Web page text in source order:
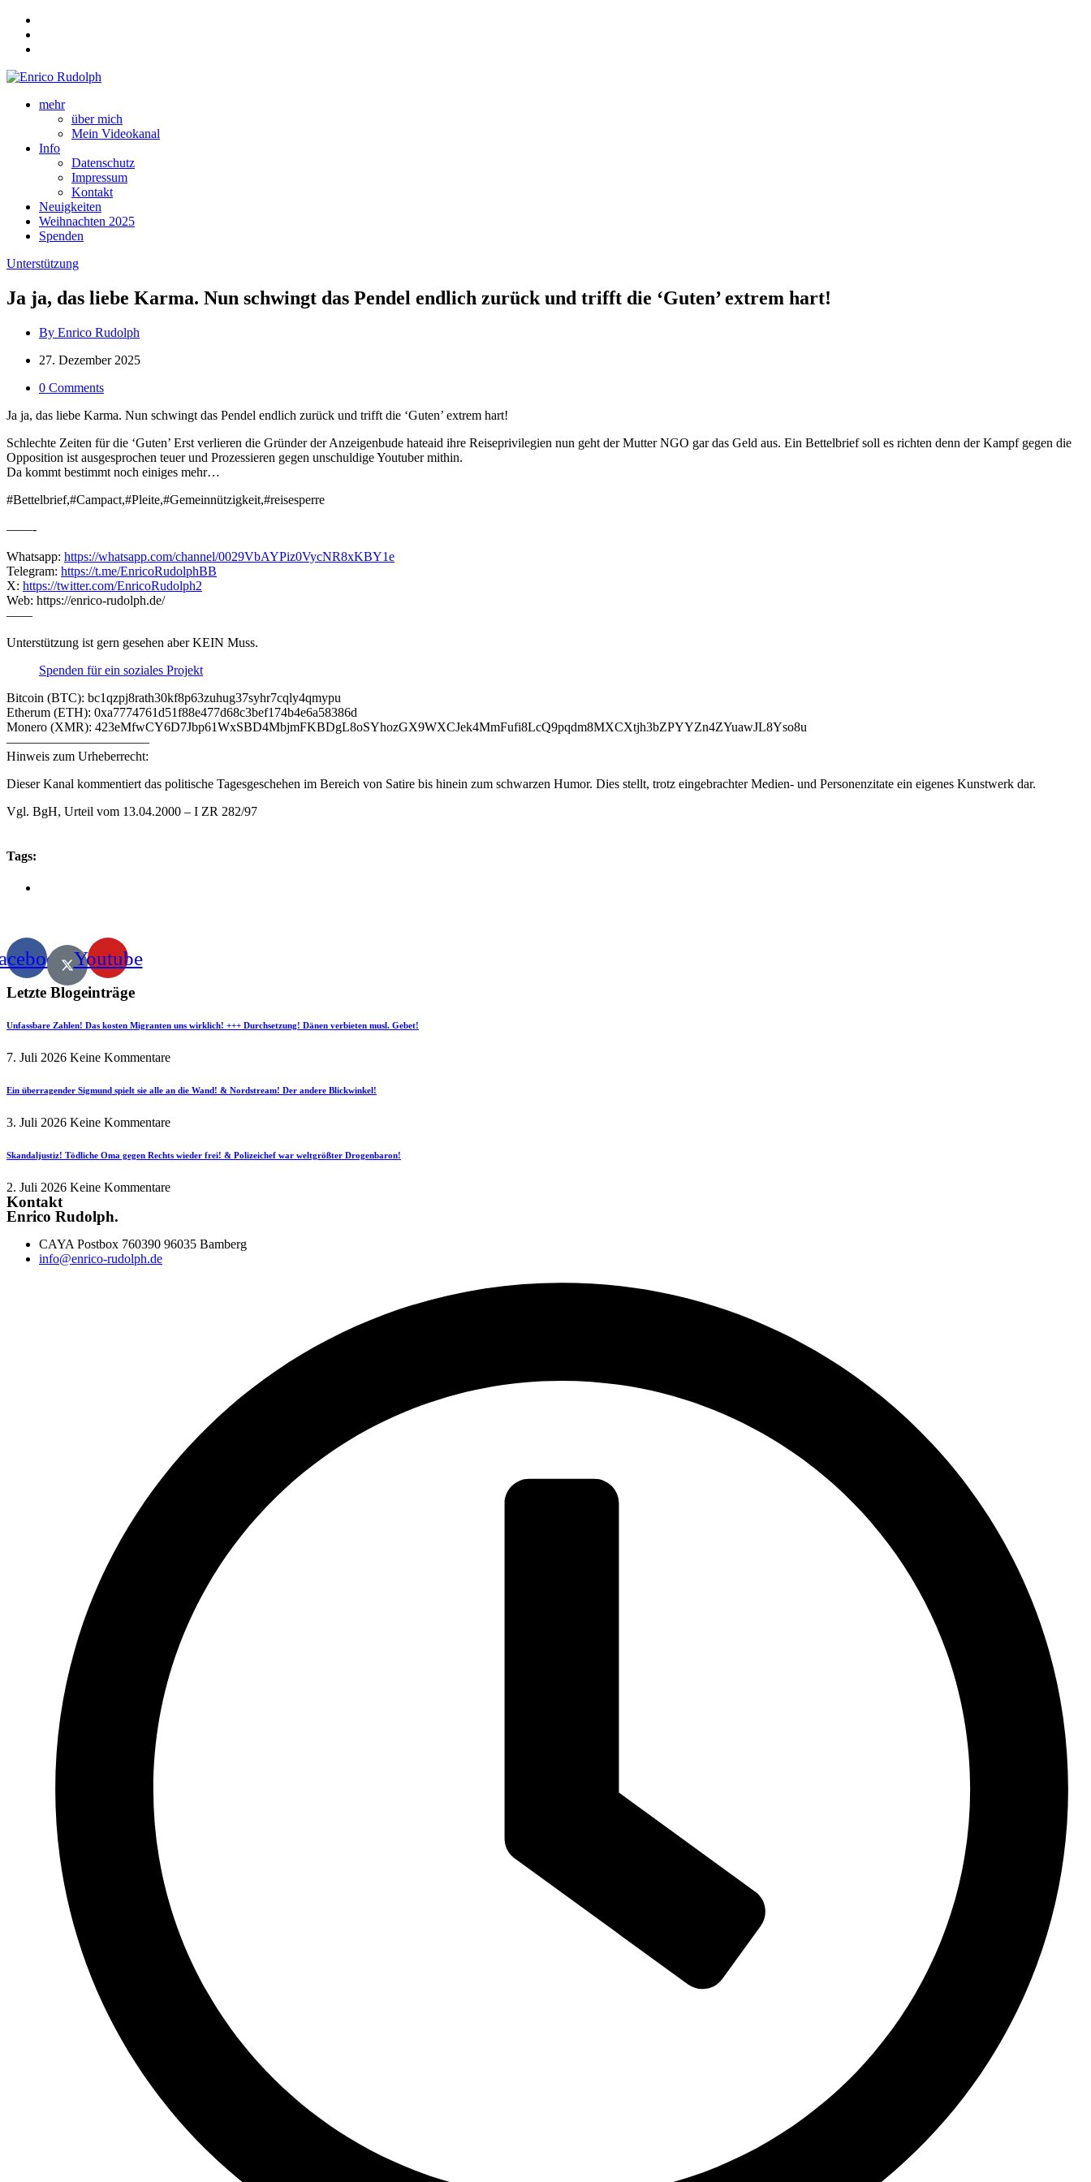
mehr
über mich
Mein Videokanal
Info
Datenschutz
Impressum
Kontakt
Neuigkeiten
Weihnachten 2025
Spenden
Unterstützung
Ja ja, das liebe Karma. Nun schwingt das Pendel endlich zurück und trifft die ‘Guten’ extrem hart!
By Enrico Rudolph
27. Dezember 2025
0 Comments
Ja ja, das liebe Karma. Nun schwingt das Pendel endlich zurück und trifft die ‘Guten’ extrem hart!
Schlechte Zeiten für die ‘Guten’ Erst verlieren die Gründer der Anzeigenbude hateaid ihre Reiseprivilegien nun geht der Mutter NGO gar das Geld aus. Ein Bettelbrief soll es richten denn der Kampf gegen die
Opposition ist ausgesprochen teuer und Prozessieren gegen unschuldige Youtuber mithin.
Da kommt bestimmt noch einiges mehr…
#Bettelbrief,#Campact,#Pleite,#Gemeinnützigkeit,#reisesperre
——-
Whatsapp: https://whatsapp.com/channel/0029VbAYPiz0VycNR8xKBY1e
Telegram: https://t.me/EnricoRudolphBB
X: https://twitter.com/EnricoRudolph2
Web: https://enrico-rudolph.de/
——
Unterstützung ist gern gesehen aber KEIN Muss.
Spenden für ein soziales Projekt
Bitcoin (BTC): bc1qzpj8rath30kf8p63zuhug37syhr7cqly4qmypu
Etherum (ETH): 0xa7774761d51f88e477d68c3bef174b4e6a58386d
Monero (XMR): 423eMfwCY6D7Jbp61WxSBD4MbjmFKBDgL8oSYhozGX9WXCJek4MmFufi8LcQ9pqdm8MXCXtjh3bZPYYZn4ZYuawJL8Yso8u
———————————
Hinweis zum Urheberrecht:
Dieser Kanal kommentiert das politische Tagesgeschehen im Bereich von Satire bis hinein zum schwarzen Humor. Dies stellt, trotz eingebrachter Medien- und Personenzitate ein eigenes Kunstwerk dar.
Vgl. BgH, Urteil vom 13.04.2000 – I ZR 282/97
Tags:
Youtube
Letzte Blogeinträge
Unfassbare Zahlen! Das kosten Migranten uns wirklich! +++ Durchsetzung! Dänen verbieten musl. Gebet!
7. Juli 2026 Keine Kommentare
Ein überragender Sigmund spielt sie alle an die Wand! & Nordstream! Der andere Blickwinkel!
3. Juli 2026 Keine Kommentare
Skandaljustiz! Tödliche Oma gegen Rechts wieder frei! & Polizeichef war weltgrößter Drogenbaron!
2. Juli 2026 Keine Kommentare
Kontakt
Enrico Rudolph.
CAYA Postbox 760390 96035 Bamberg
info@enrico-rudolph.de